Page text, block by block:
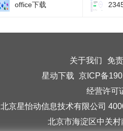
office下载
关于我们
免
星动下载 京ICP备
经营许可
北京星怡动信息技术有限公司
北京市海淀区中关